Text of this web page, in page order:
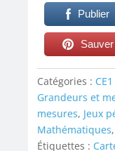
Publier
Sauver
Catégories :
Grandeurs et
mesures, Jeux
Mathématiques,
Étiquettes :